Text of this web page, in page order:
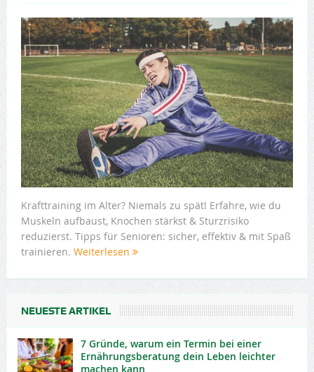
Krafttraining im Alter? Niemals zu spät! Erfahre, wie du
Muskeln aufbaust, Knochen stärkst & Sturzrisiko
reduzierst. Tipps für Senioren: sicher, effektiv & mit Spaß
trainieren. Weiterlesen
NEUESTE ARTIKEL
7 Gründe, warum ein Termin bei einer
Ernährungsberatung dein Leben leichter
machen kann